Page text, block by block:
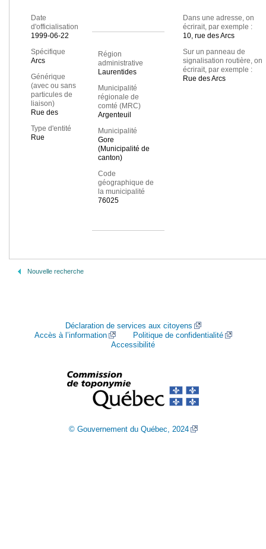
Date
d'officialisation
1999-06-22
Spécifique
Arcs
Générique
(avec ou sans
particules de
liaison)
Rue des
Type d'entité
Rue
Région
administrative
Laurentides
Municipalité
régionale de
comté (MRC)
Argenteuil
Municipalité
Gore
(Municipalité de
canton)
Code
géographique de
la municipalité
76025
Dans une adresse, on
écrirait, par exemple :
10, rue des Arcs
Sur un panneau de
signalisation routière, on
écrirait, par exemple :
Rue des Arcs
Nouvelle recherche
Déclaration de services aux citoyens
Accès à l’information
Politique de confidentialité
Accessibilité
© Gouvernement du Québec, 2024